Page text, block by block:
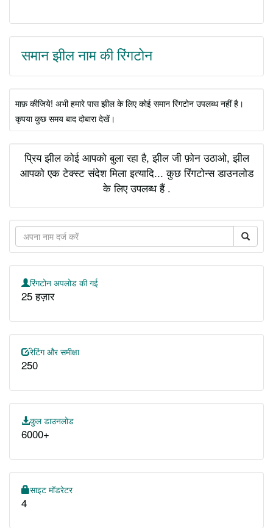
समान झील नाम की रिंगटोन
माफ़ कीजिये! अभी हमारे पास झील के लिए कोई समान रिंगटोन उपलब्ध नहीं है।
कृपया कुछ समय बाद दोबारा देखें।
प्रिय झील कोई आपको बुला रहा है, झील जी फ़ोन उठाओ, झील
आपको एक टेक्स्ट संदेश मिला इत्यादि... कुछ रिंगटोन्स डाउनलोड
के लिए उपलब्ध हैं .
रिंगटोन अपलोड की गई
25 हज़ार
रेटिंग और समीक्षा
250
कुल डाउनलोड
6000+
साइट मॉडरेटर
4